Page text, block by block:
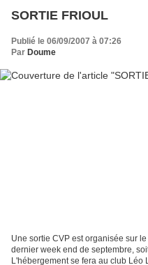
SORTIE FRIOUL
Publié le 06/09/2007 à 07:26
Par Doume
Une sortie CVP est organisée sur
dernier week end de septembre,
L'hébergement se fera au club